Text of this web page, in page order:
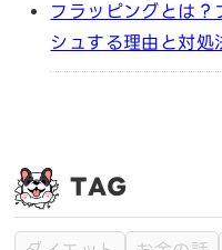
フラッピングとは？
シュする理由と対処
TAG